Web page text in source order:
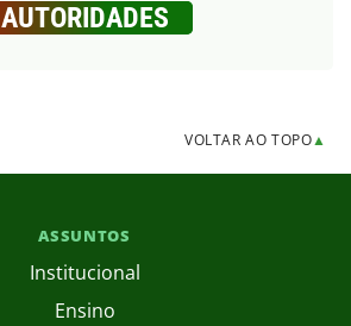
AUTORIDADES
VOLTAR AO TOPO▲
ASSUNTOS
Institucional
Ensino